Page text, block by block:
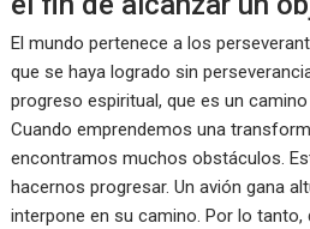
El mundo pertenece a los
que se haya logrado sin
progreso espiritual, que es un
Cuando emprendemos una
encontramos muchos obstáculos.
hacernos progresar. Un avión gana
interpone en su camino. Por lo